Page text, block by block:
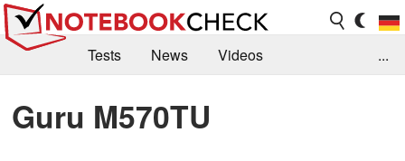
Tests News
Videos
Kaufberatung
Deals Suche
...
Guru M570TU